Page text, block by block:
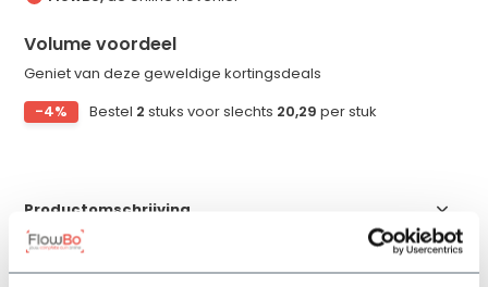
Volume voordeel
Geniet van deze geweldige kortingsdeals
-4%
Bestel 2 stuks voor slechts 20,29 per stuk
Productomschrijving
Specificaties